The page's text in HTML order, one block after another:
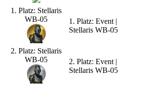
1. Platz: Stellaris
WB-05
1. Platz: Event |
Stellaris WB-05
2. Platz: Stellaris
WB-05
2. Platz: Event |
Stellaris WB-05